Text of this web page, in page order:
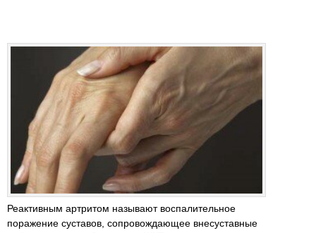
Реактивным артритом называют воспалительное
поражение суставов, сопровождающее внесуставные